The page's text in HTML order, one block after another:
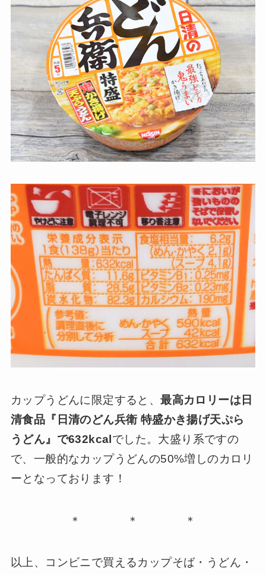
カップうどんに限定すると、最高カロリーは日
清食品『日清のどん兵衛 特盛かき揚げ天ぷら
うどん』で632kcal でした。大盛り系ですの
で、一般的なカップうどんの50%増しのカロリ
ーとなっております！
＊ ＊ ＊
以上、コンビニで買えるカップそば・うどん・